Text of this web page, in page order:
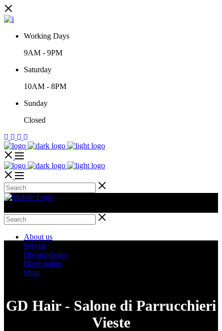
Working Days
9AM - 9PM
Saturday
10AM - 8PM
Sunday
Closed
About us
Servizi
Dicono di noi
Dove siamo
Shop
GD Hair - Salone di Parrucchieri
Vieste